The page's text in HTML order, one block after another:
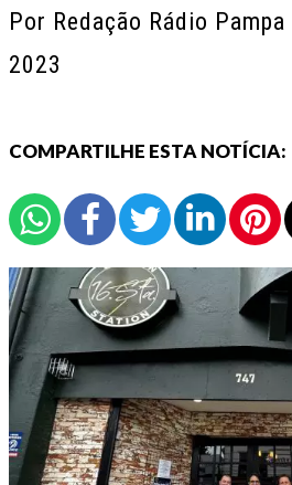
Por Redação Rádio Pampa
2023
COMPARTILHE ESTA NOTÍCIA: